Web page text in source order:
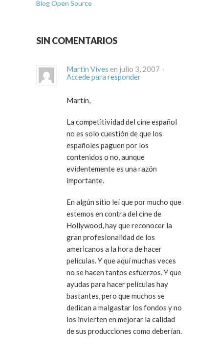
Blog Open Source
SIN COMENTARIOS
Martin Vives
en julio 3, 2007 ·
Accede para responder
Martín,
La competitividad del cine español
no es solo cuestión de que los
españoles paguen por los
contenidos o no, aunque
evidentemente es una razón
importante.
En algún sitio leí que por mucho que
estemos en contra del cine de
Hollywood, hay que reconocer la
gran profesionalidad de los
americanos a la hora de hacer
películas. Y que aquí muchas veces
no se hacen tantos esfuerzos. Y que
ayudas para hacer películas hay
bastantes, pero que muchos se
dedican a malgastar los fondos y no
los invierten en mejorar la calidad
de sus producciones como deberían.